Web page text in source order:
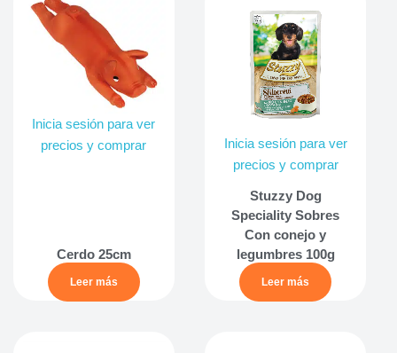
Inicia sesión para ver
precios y comprar
Cerdo 25cm
Leer más
Inicia sesión para ver
precios y comprar
Stuzzy Dog
Speciality Sobres
Con conejo y
legumbres 100g
Leer más